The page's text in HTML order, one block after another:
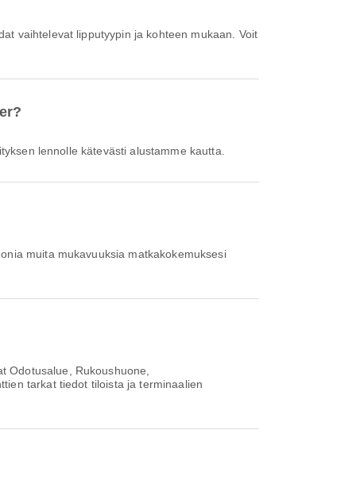
lennolle kätevästi alustamme kautta.
muita mukavuuksia matkakokemuksesi
Odotusalue, Rukoushuone,
tarkat tiedot tiloista ja terminaalien